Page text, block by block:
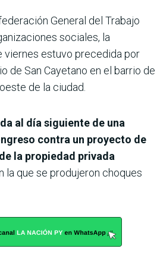
General del Trabajo
sociales, la
viernes estuvo precedida por
de San Cayetano en el barrio de
de la ciudad.
al día siguiente de una
contra un proyecto de
la propiedad privada
la que se produjeron choques